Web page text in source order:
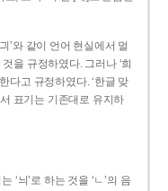
’와 같이 언어 현실에서 멀
을 규정하였다. 그러나 ‘희
다고 규정하였다. ‘한글 맞
표기는 기존대로 유지하
‘늬’로 하는 것을 ‘ㄴ’의 음